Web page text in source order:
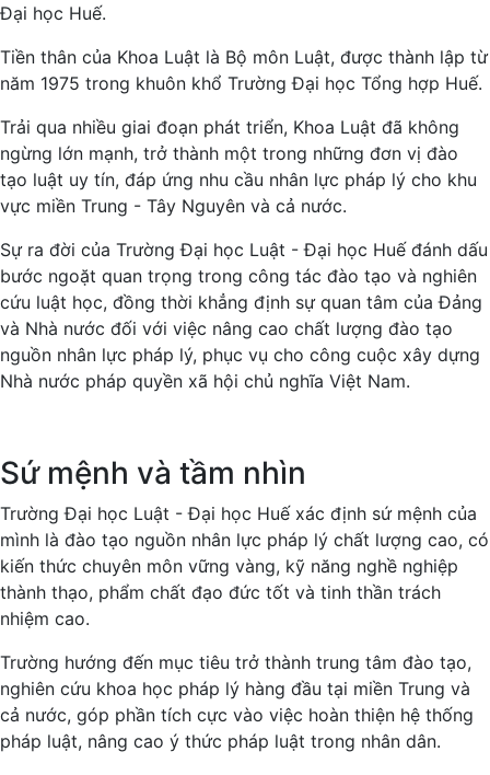
Đại học Huế.
Tiền thân của Khoa Luật là Bộ môn Luật, được thành lập từ
năm 1975 trong khuôn khổ Trường Đại học Tổng hợp Huế.
Trải qua nhiều giai đoạn phát triển, Khoa Luật đã không
ngừng lớn mạnh, trở thành một trong những đơn vị đào
tạo luật uy tín, đáp ứng nhu cầu nhân lực pháp lý cho khu
vực miền Trung - Tây Nguyên và cả nước.
Sự ra đời của Trường Đại học Luật - Đại học Huế đánh dấu
bước ngoặt quan trọng trong công tác đào tạo và nghiên
cứu luật học, đồng thời khẳng định sự quan tâm của Đảng
và Nhà nước đối với việc nâng cao chất lượng đào tạo
nguồn nhân lực pháp lý, phục vụ cho công cuộc xây dựng
Nhà nước pháp quyền xã hội chủ nghĩa Việt Nam.
Sứ mệnh và tầm nhìn
Trường Đại học Luật - Đại học Huế xác định sứ mệnh của
mình là đào tạo nguồn nhân lực pháp lý chất lượng cao, có
kiến thức chuyên môn vững vàng, kỹ năng nghề nghiệp
thành thạo, phẩm chất đạo đức tốt và tinh thần trách
nhiệm cao.
Trường hướng đến mục tiêu trở thành trung tâm đào tạo,
nghiên cứu khoa học pháp lý hàng đầu tại miền Trung và
cả nước, góp phần tích cực vào việc hoàn thiện hệ thống
pháp luật, nâng cao ý thức pháp luật trong nhân dân.